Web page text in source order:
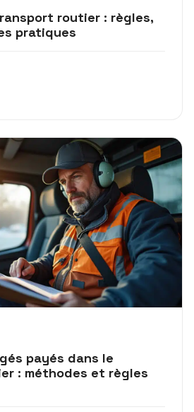
routier : règles,
pratiques
payés dans le
: méthodes et règles